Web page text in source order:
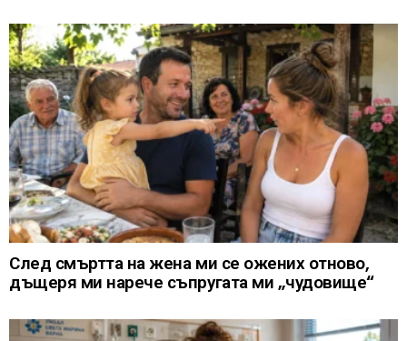
След смъртта на жена ми се ожених отново,
дъщеря ми нарече съпругата ми „чудовище“